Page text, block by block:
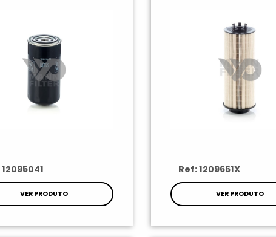
VER PRODUTO
Ref: 1209661X
VER PRODUTO